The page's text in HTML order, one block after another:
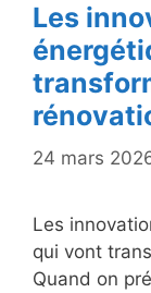
Les
24 mars
Les
qui vont
Quand on